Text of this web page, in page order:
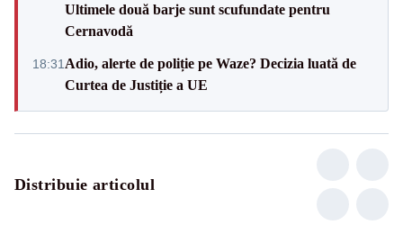
Ultimele două barje sunt scufundate pentru
Cernavodă
18:31 Adio, alerte de poliție pe Waze? Decizia luată de
Curtea de Justiție a UE
Distribuie articolul